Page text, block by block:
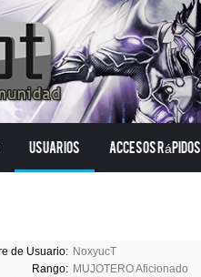
Usuarios Accesos Rápidos
de Usuario: NoxyucT
Rango: MUJOTERO Aficionado